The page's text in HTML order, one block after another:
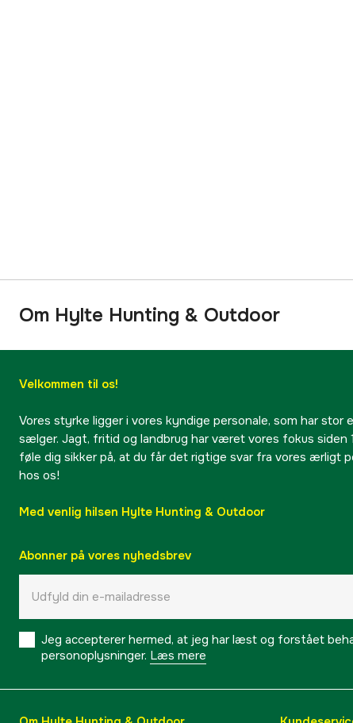
Om Hylte Hunting & Outdoor
Velkommen til os!
Vores styrke ligger i vores kyndige personale, som har stor
sælger. Jagt, fritid og landbrug har været vores fokus siden
føle dig sikker på, at du får det rigtige svar fra vores ærligt
hos os!
Med venlig hilsen Hylte Hunting & Outdoor
Abonner på vores nyhedsbrev
Jeg accepterer hermed, at jeg har læst og forstået
personoplysninger. Læs mere